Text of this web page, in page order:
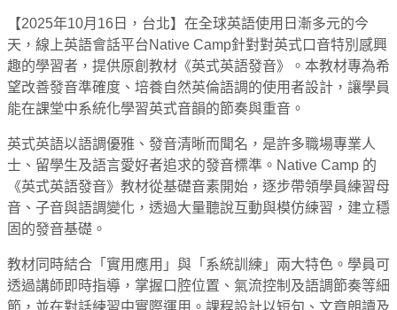
【2025年10月16日，台北】 在全球英語使用日漸多元的今
天，線上英語會話平台Native Camp針對對英式口音特別感興
趣的學習者，提供原創教材《英式英語發音》。本教材專為希
望改善發音準確度、培養自然英倫語調的使用者設計，讓學員
能在課堂中系統化學習英式音韻的節奏與重音。
英式英語以語調優雅、發音清晰而聞名，是許多職場專業人
士、留學生及語言愛好者追求的發音標準。Native Camp 的
《英式英語發音》教材從基礎音素開始，逐步帶領學員練習母
音、子音與語調變化，透過大量聽說互動與模仿練習，建立穩
固的發音基礎。
教材同時結合「實用應用」與「系統訓練」兩大特色。學員可
透過講師即時指導，掌握口腔位置、氣流控制及語調節奏等細
節，並在對話練習中實際運用。課程設計以短句、文章朗讀及